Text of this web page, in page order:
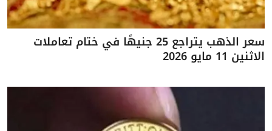
سعر الذهب يتراجع 25 جنيهًا في ختام تعاملات
الاثنين 11 مايو 2026